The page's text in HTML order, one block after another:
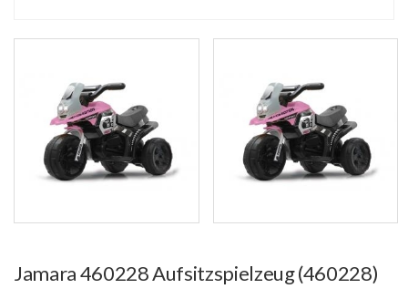
Jamara 460228 Aufsitzspielzeug (460228)